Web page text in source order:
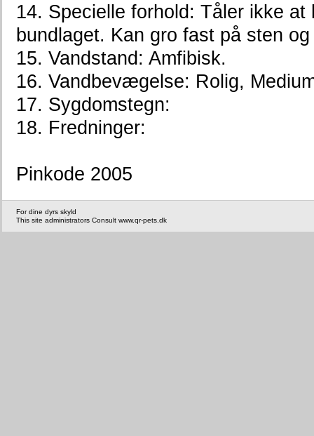
14. Specielle forhold: Tåler ikke at
bundlaget. Kan gro fast på sten
15. Vandstand: Amfibisk.
16. Vandbevægelse: Rolig,
17. Sygdomstegn:
18. Fredninger:
Pinkode 2005
For dine dyrs skyld
This site administrators Consult www.qr-pets.dk